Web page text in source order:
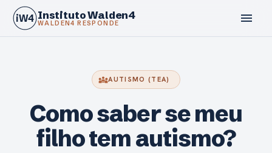
iW4 Instituto Walden4
WALDEN4 RESPONDE menu
calendar_today
diversity_3AUTISMO (TEA)
Como saber se meu
filho tem autismo?